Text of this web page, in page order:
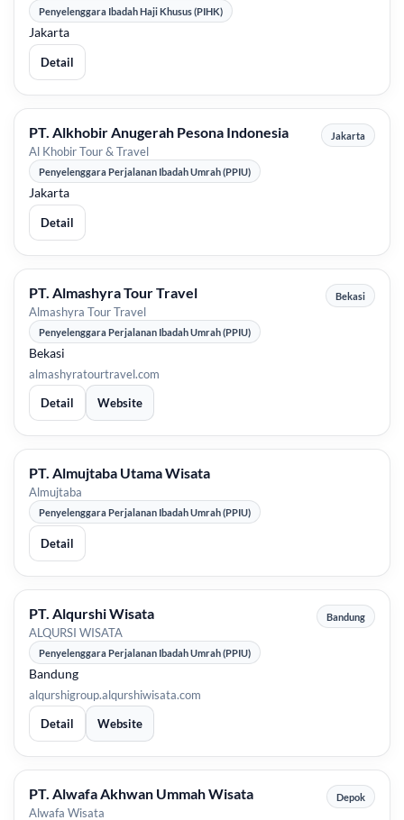
Penyelenggara Ibadah Haji Khusus (PIHK)
Jakarta
Detail
PT. Alkhobir Anugerah Pesona Indonesia
Al Khobir Tour & Travel
Jakarta
Penyelenggara Perjalanan Ibadah Umrah (PPIU)
Jakarta
Detail
PT. Almashyra Tour Travel
Almashyra Tour Travel
Bekasi
Penyelenggara Perjalanan Ibadah Umrah (PPIU)
Bekasi
almashyratourtravel.com
Detail
Website
PT. Almujtaba Utama Wisata
Almujtaba
Penyelenggara Perjalanan Ibadah Umrah (PPIU)
Detail
PT. Alqurshi Wisata
ALQURSI WISATA
Bandung
Penyelenggara Perjalanan Ibadah Umrah (PPIU)
Bandung
alqurshigroup.alqurshiwisata.com
Detail
Website
PT. Alwafa Akhwan Ummah Wisata
Alwafa Wisata
Depok